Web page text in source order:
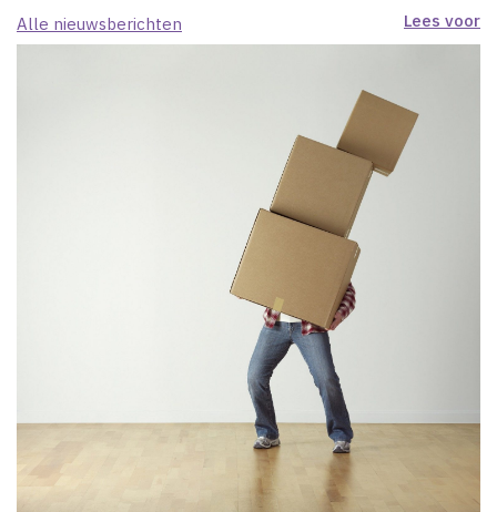
Lees voor
Alle nieuwsberichten